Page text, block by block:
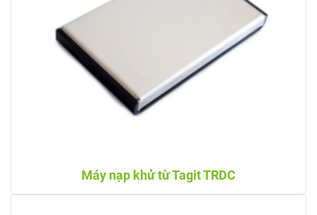
Máy nạp khử từ Tagit TRDC